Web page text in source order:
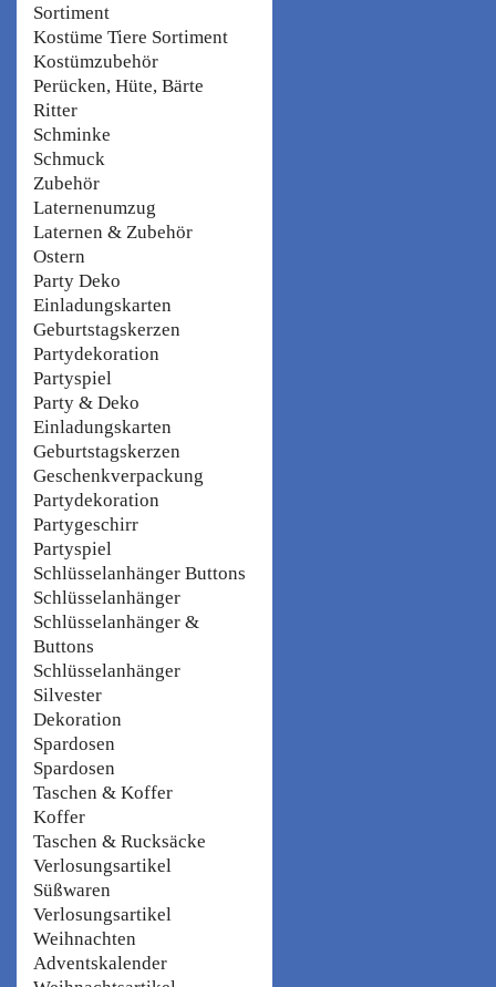
Sortiment
Kostüme Tiere Sortiment
Kostümzubehör
Perücken, Hüte, Bärte
Ritter
Schminke
Schmuck
Zubehör
Laternenumzug
Laternen & Zubehör
Ostern
Party Deko
Einladungskarten
Geburtstagskerzen
Partydekoration
Partyspiel
Party & Deko
Einladungskarten
Geburtstagskerzen
Geschenkverpackung
Partydekoration
Partygeschirr
Partyspiel
Schlüsselanhänger Buttons
Schlüsselanhänger
Schlüsselanhänger &
Buttons
Schlüsselanhänger
Silvester
Dekoration
Spardosen
Spardosen
Taschen & Koffer
Koffer
Taschen & Rucksäcke
Verlosungsartikel
Süßwaren
Verlosungsartikel
Weihnachten
Adventskalender